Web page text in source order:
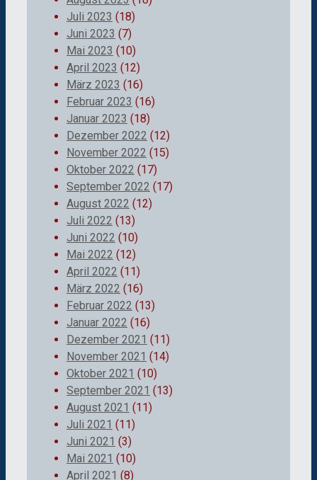
Juli 2023 (18)
Juni 2023 (7)
Mai 2023 (10)
April 2023 (12)
März 2023 (16)
Februar 2023 (16)
Januar 2023 (18)
Dezember 2022 (12)
November 2022 (15)
Oktober 2022 (17)
September 2022 (17)
August 2022 (12)
Juli 2022 (13)
Juni 2022 (10)
Mai 2022 (12)
April 2022 (11)
März 2022 (16)
Februar 2022 (13)
Januar 2022 (16)
Dezember 2021 (11)
November 2021 (14)
Oktober 2021 (10)
September 2021 (13)
August 2021 (11)
Juli 2021 (11)
Juni 2021 (3)
Mai 2021 (10)
April 2021 (8)